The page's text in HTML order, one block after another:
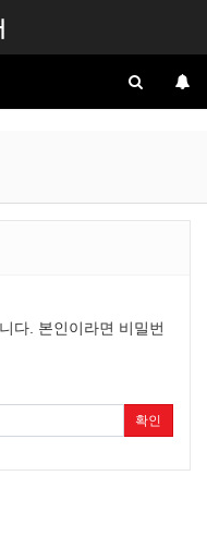
다. 본인이라면 비밀번
확인